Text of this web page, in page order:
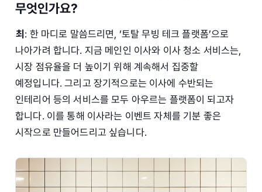
무엇인가요?
최 : 한 마디로 말씀드리면, ‘토탈 무빙 테크 플랫폼’으로
나아가려 합니다. 지금 메인인 이사와 이사 청소 서비스는,
시장 점유율을 더 높이기 위해 계속해서 집중할
예정입니다. 그리고 장기적으로는 이사에 수반되는
인테리어 등의 서비스를 모두 아우르는 플랫폼이 되고자
합니다. 이를 통해 이사라는 이벤트 자체를 기분 좋은
시작으로 만들어드리고 싶습니다.